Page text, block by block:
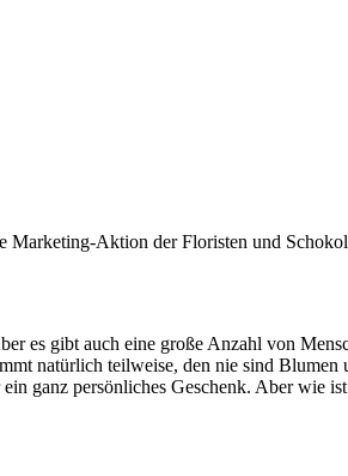
Marketing-Aktion der Floristen und
es gibt auch eine große Anzahl von
natürlich teilweise, den nie sind Blumen
ganz persönliches Geschenk. Aber wie